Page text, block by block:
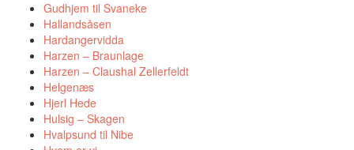
Gudhjem til Svaneke
Hallandsåsen
Hardangervidda
Harzen – Braunlage
Harzen – Claushal Zellerfeldt
Helgenæs
Hjerl Hede
Hulsig – Skagen
Hvalpsund til Nibe